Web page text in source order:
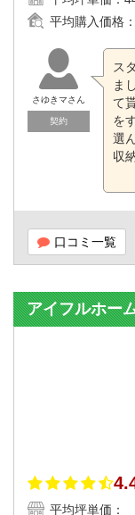
平均購入価格：
さゆきマさん
契約
ス
ま
て
を
選
収
口コミ一覧
アイフルホー
平均坪単価：